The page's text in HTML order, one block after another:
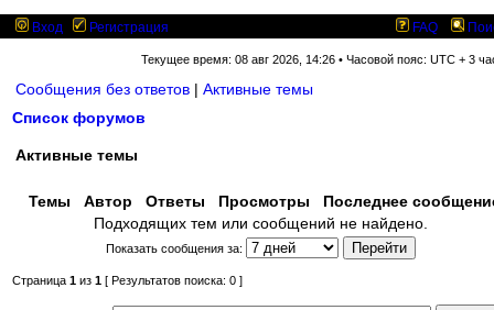
Вход Регистрация FAQ
Текущее время: 08 авг 2026, 14:26 • Часовой пояс: UTC + 3
Сообщения без ответов | Активные темы
Список форумов
Активные темы
Темы Автор Ответы Просмотры
Последнее
Подходящих тем или сообщений не найдено.
Показать сообщения за:
Страница 1 из 1 [ Результатов поиска: 0 ]